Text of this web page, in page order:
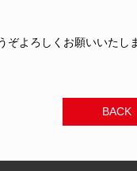
ぞよろしくお願いいたし
BACK